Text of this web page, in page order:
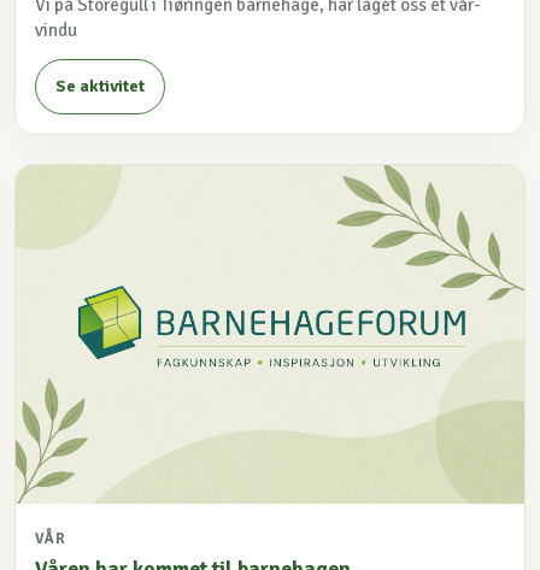
Vi på Storegull i Tiøringen barnehage, har laget oss et vår-
vindu
Se aktivitet
VÅR